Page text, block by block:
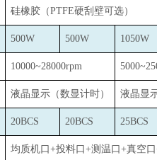
硅橡胶（PTFE硬刮壁可选）
500W 500W 1050W
10000~28000rpm
液晶显示（数显计时） 液晶显
20BCS 20BCS 25BCS
均质机口+投料口+测温口+真空口